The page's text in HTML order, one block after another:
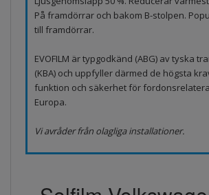
På framdörrar och bakom B-stolpen.
till framdörrar.
EVOFILM är typgodkänd (ABG) av tyska
(KBA) och uppfyller därmed de högsta
funktion och säkerhet för
Europa.
Vi avråder från olagliga installationer.